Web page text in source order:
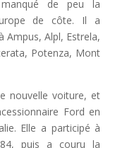
de peu la
de côte. Il a
Ampus, Alpl, Estrela,
Potenza, Mont
nouvelle voiture, et
Ford en
Elle a participé à
puis a couru la